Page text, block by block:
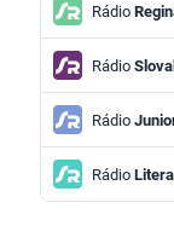
Rádio
Rádio
Rádio
RádioLitera